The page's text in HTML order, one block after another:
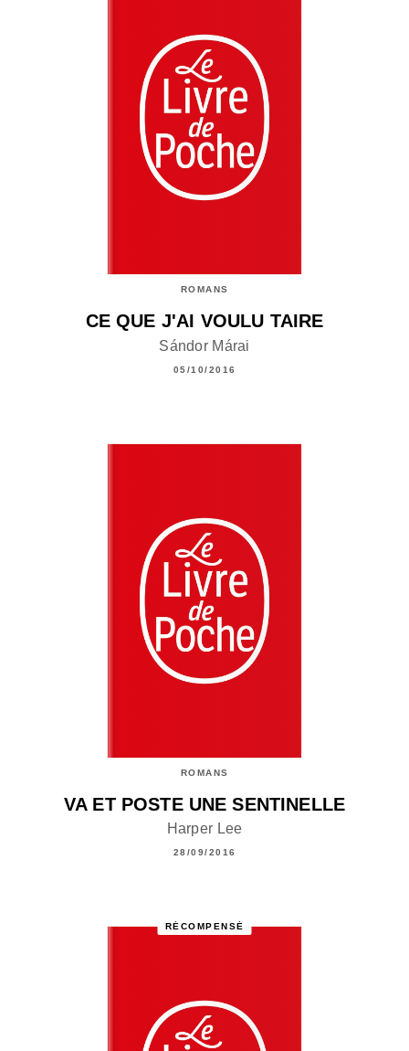
ROMANS
CE QUE J'AI VOULU TAIRE
Sándor Márai
05/10/2016
ROMANS
VA ET POSTE UNE SENTINELLE
Harper Lee
28/09/2016
RÉCOMPENSÉ